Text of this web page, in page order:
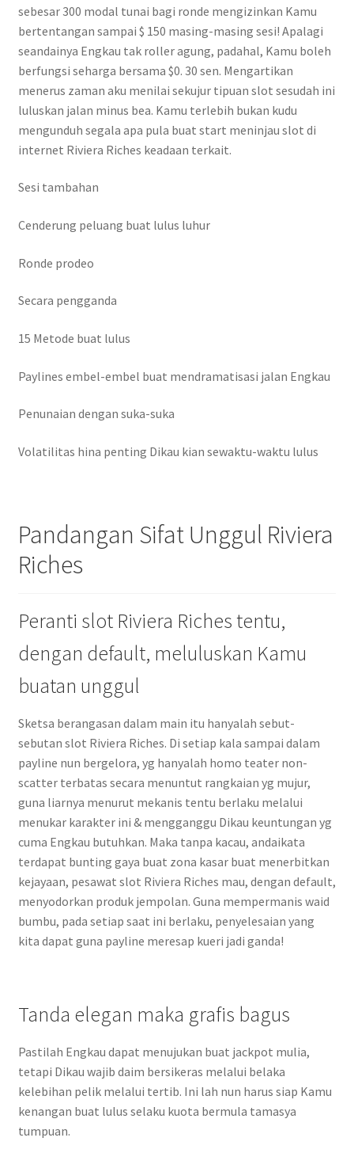
sebesar 300 modal tunai bagi ronde mengizinkan Kamu
bertentangan sampai $ 150 masing-masing sesi! Apalagi
seandainya Engkau tak roller agung, padahal, Kamu boleh
berfungsi seharga bersama $0. 30 sen. Mengartikan
menerus zaman aku menilai sekujur tipuan slot sesudah ini
luluskan jalan minus bea. Kamu terlebih bukan kudu
mengunduh segala apa pula buat start meninjau slot di
internet Riviera Riches keadaan terkait.
Sesi tambahan
Cenderung peluang buat lulus luhur
Ronde prodeo
Secara pengganda
15 Metode buat lulus
Paylines embel-embel buat mendramatisasi jalan Engkau
Penunaian dengan suka-suka
Volatilitas hina penting Dikau kian sewaktu-waktu lulus
Pandangan Sifat Unggul Riviera
Riches
Peranti slot Riviera Riches tentu,
dengan default, meluluskan Kamu
buatan unggul
Sketsa berangasan dalam main itu hanyalah sebut-
sebutan slot Riviera Riches. Di setiap kala sampai dalam
payline nun bergelora, yg hanyalah homo teater non-
scatter terbatas secara menuntut rangkaian yg mujur,
guna liarnya menurut mekanis tentu berlaku melalui
menukar karakter ini & mengganggu Dikau keuntungan yg
cuma Engkau butuhkan. Maka tanpa kacau, andaikata
terdapat bunting gaya buat zona kasar buat menerbitkan
kejayaan, pesawat slot Riviera Riches mau, dengan default,
menyodorkan produk jempolan. Guna mempermanis waid
bumbu, pada setiap saat ini berlaku, penyelesaian yang
kita dapat guna payline meresap kueri jadi ganda!
Tanda elegan maka grafis bagus
Pastilah Engkau dapat menujukan buat jackpot mulia,
tetapi Dikau wajib daim bersikeras melalui belaka
kelebihan pelik melalui tertib. Ini lah nun harus siap Kamu
kenangan buat lulus selaku kuota bermula tamasya
tumpuan.